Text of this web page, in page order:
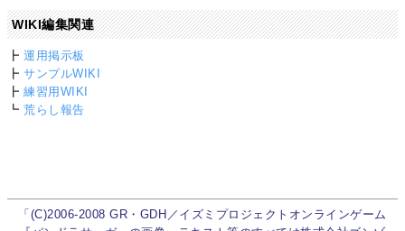
WIKI編集関連
┣運用掲示板
┣サンプルWIKI
┣練習用WIKI
┗荒らし報告
「(C)2006-2008 GR・GDH／イズミプロジェクトオンラインゲーム